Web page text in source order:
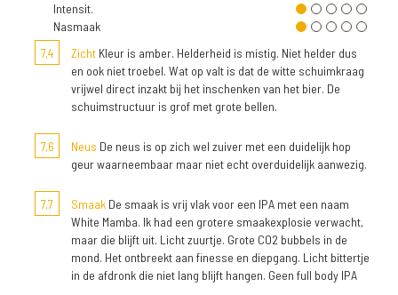
Intensit.
Nasmaak
7,4
Zicht Kleur is amber. Helderheid is mistig. Niet helder dus
en ook niet troebel. Wat op valt is dat de witte schuimkraag
vrijwel direct inzakt bij het inschenken van het bier. De
schuimstructuur is grof met grote bellen.
7,6 Neus De neus is op zich wel zuiver met een duidelijk hop
geur waarneembaar maar niet echt overduidelijk aanwezig.
7,7 Smaak De smaak is vrij vlak voor een IPA met een naam
White Mamba. Ik had een grotere smaakexplosie verwacht,
maar die blijft uit. Licht zuurtje. Grote CO2 bubbels in de
mond. Het ontbreekt aan finesse en diepgang. Licht bittertje
in de afdronk die niet lang blijft hangen. Geen full body IPA